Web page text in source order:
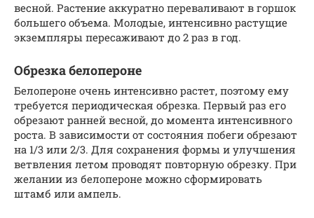
весной. Растение аккуратно переваливают в горшок
большего объема. Молодые, интенсивно растущие
экземпляры пересаживают до 2 раз в год.
Обрезка белопероне
Белопероне очень интенсивно растет, поэтому ему
требуется периодическая обрезка. Первый раз его
обрезают ранней весной, до момента интенсивного
роста. В зависимости от состояния побеги обрезают
на 1/3 или 2/3. Для сохранения формы и улучшения
ветвления летом проводят повторную обрезку. При
желании из белопероне можно сформировать
штамб или ампель.